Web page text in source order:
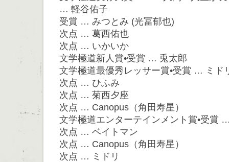
… 軽谷佑子
受賞 … みつとみ (光冨郁也)
次点 … 葛西佑也
次点 … いかいか
文学極道新人賞•受賞 … 兎太郎
文学極道最優秀レッサー賞•受賞 … ミド
次点 … ひふみ
次点 … 菊西夕座
次点 … Canopus（角田寿星）
文学極道エンターテインメント賞•受賞
次点 … ベイトマン
次点 … Canopus（角田寿星）
次点 … ミドリ